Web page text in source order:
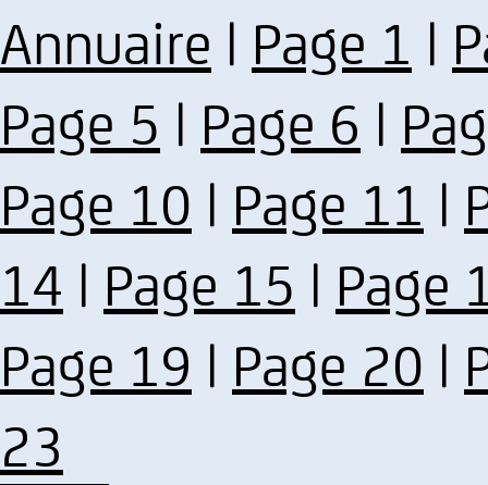
Annuaire | Page 1 |
Page 5 | Page 6 |
Page 10 | Page 11 |
14 | Page 15 | Page
Page 19 | Page 20 |
23